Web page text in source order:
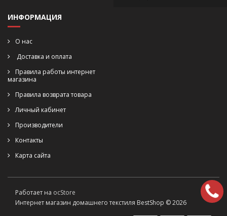
ИНФОРМАЦИЯ
О нас
Доставка и оплата
Правила работы интернет
магазина
Правила возврата товара
Личный кабинет
Производители
Контакты
Карта сайта
Работает на ocStore
Интернет магазин домашнего текстиля BestShop © 2026